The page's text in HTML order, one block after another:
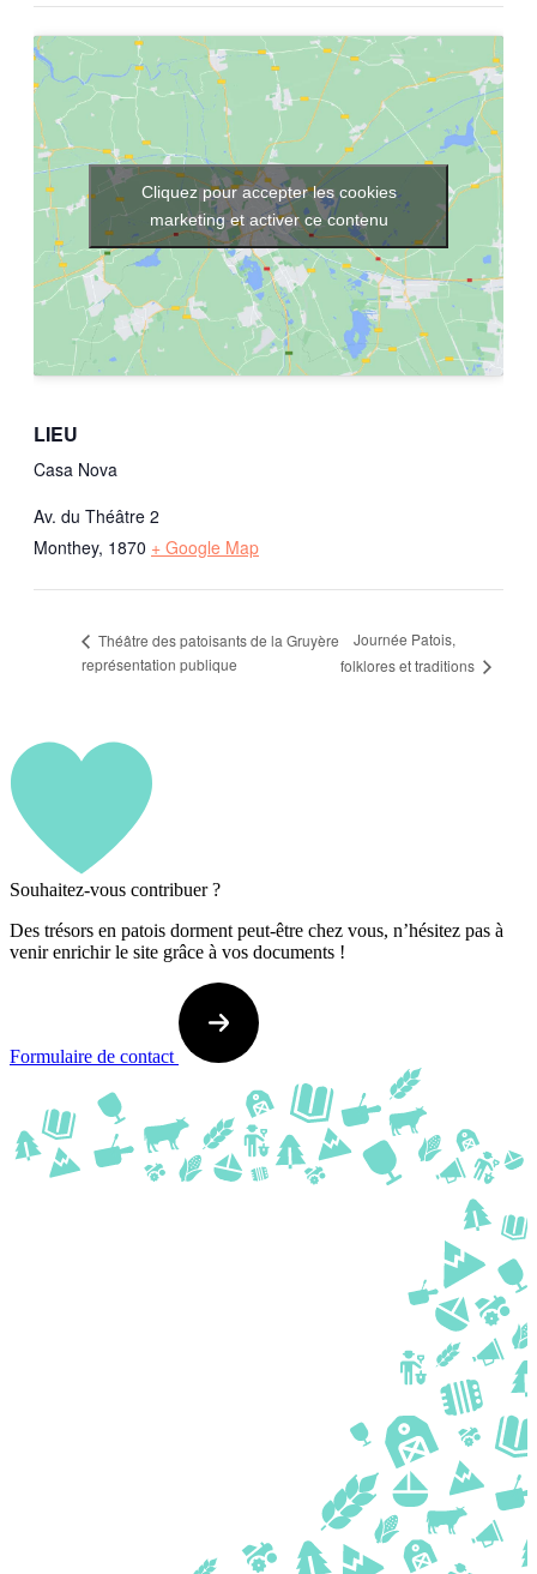
LIEU
Casa Nova
Av. du Théâtre 2
Monthey, 1870 + Google Map
Cliquez pour accepter les cookies
marketing et activer ce contenu
Théâtre des patoisants de la Gruyère
représentation publique
Journée Patois,
folklores et traditions
Souhaitez-vous contribuer ?
Des trésors en patois dorment peut-être chez vous, n’hésitez pas à
venir enrichir le site grâce à vos documents !
Formulaire de contact